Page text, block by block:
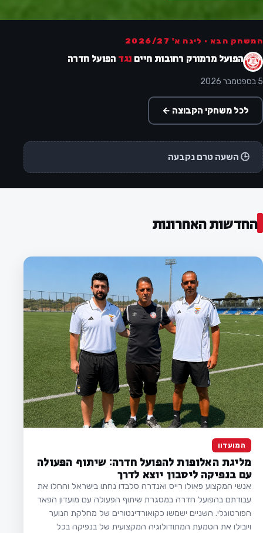
המשחק הבא · ליגה א' 2026/27
הפועל מרמורק רחובות חיים נגד הפועל חדרה
5 בספטמבר 2026
לכל משחקי הקבוצה ←
🕒 השעה טרם נקבעה
החדשות האחרונות
לוח המשחקים לעונת 2026/27 נקבע:
הפועל חדרה תפתח מול מרמורק, מחזור
בית ראשון מול שמשון ת"א
ההתאחדות לכדורגל פרסמה את לוח המשחקים לעונת
2026/27 בליגה א׳ דרום. הפועל חדרה תפתח את העונה
במשחק חוץ מול הפועל מרמורק, ובמחזור השני תארח את
שמשון תל אביב.
3 באוגוסט 2026
המועדון
מליגת האלופות להפועל חדרה: שיתוף הפעולה
עם בנפיקה ליסבון יוצא לדרך
אנשי המקצוע פאולו רייס ואנדרה סלבדו נחתו בישראל והחלו את
עבודתם בהפועל חדרה במסגרת שיתוף הפעולה עם מועדון הפאר
הפורטוגלי. השניים ישמשו כקואורדינטורים של מחלקת הנוער
ויובילו את הטמעת המתודולוגיה המקצועית של בנפיקה בכל